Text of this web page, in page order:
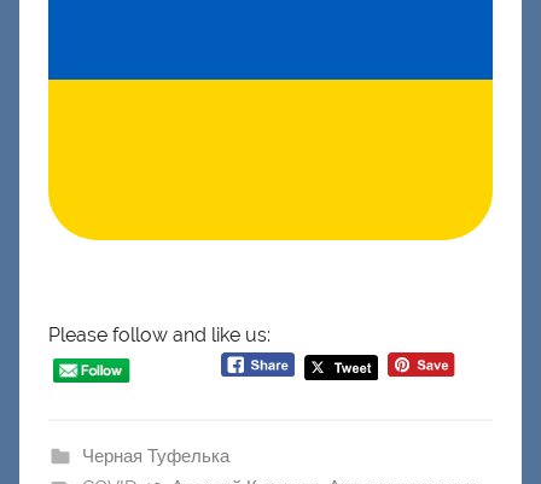
Please follow and like us:
Черная Туфелька